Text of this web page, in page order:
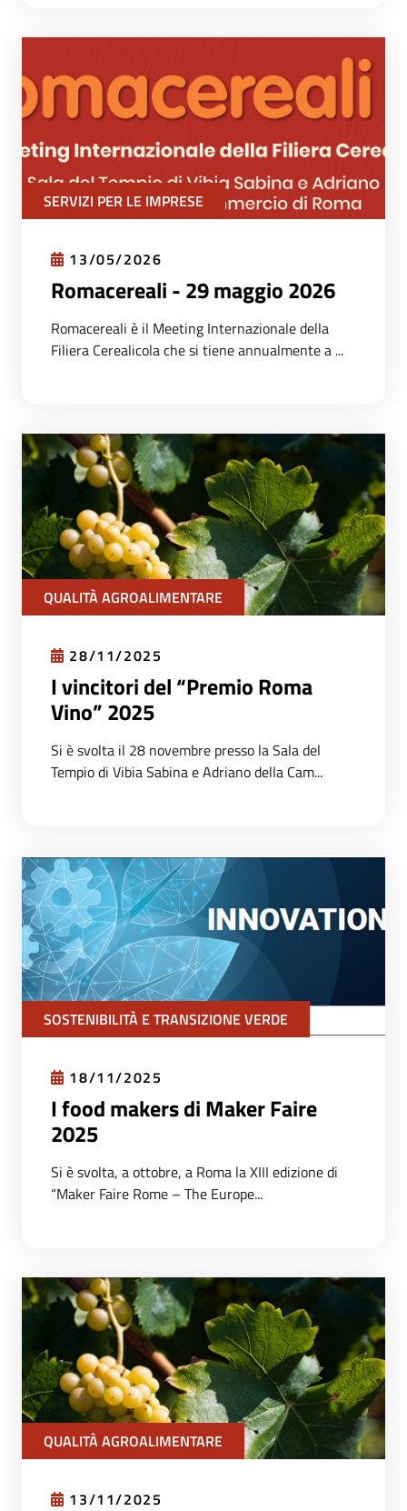
SERVIZI PER LE IMPRESE
13/05/2026
Romacereali - 29 maggio 2026
Romacereali è il Meeting Internazionale della
Filiera Cerealicola che si tiene annualmente a ...
QUALITÀ AGROALIMENTARE
28/11/2025
I vincitori del “Premio Roma
Vino” 2025
Si è svolta il 28 novembre presso la Sala del
Tempio di Vibia Sabina e Adriano della Cam...
SOSTENIBILITÀ E TRANSIZIONE VERDE
18/11/2025
I food makers di Maker Faire
2025
Si è svolta, a ottobre, a Roma la XIII edizione di
“Maker Faire Rome – The Europe...
QUALITÀ AGROALIMENTARE
13/11/2025